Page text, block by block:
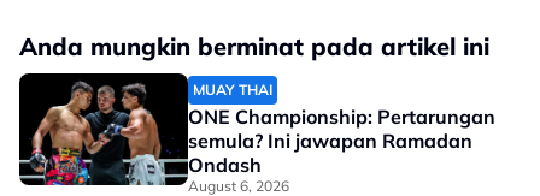
Anda mungkin berminat pada artikel ini
MUAY THAI
ONE Championship: Pertarungan
semula? Ini jawapan Ramadan
Ondash
August 6, 2026